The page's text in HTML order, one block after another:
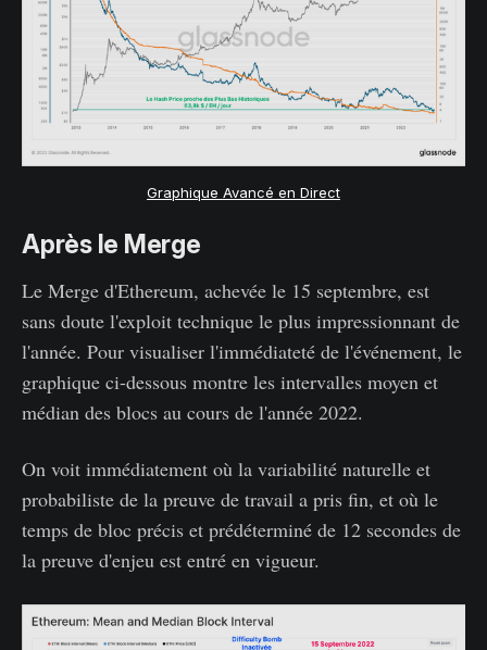
Graphique Avancé en Direct
Après le Merge
Le Merge d'Ethereum, achevée le 15 septembre, est
sans doute l'exploit technique le plus impressionnant de
l'année. Pour visualiser l'immédiateté de l'événement, le
graphique ci-dessous montre les intervalles moyen et
médian des blocs au cours de l'année 2022.
On voit immédiatement où la variabilité naturelle et
probabiliste de la preuve de travail a pris fin, et où le
temps de bloc précis et prédéterminé de 12 secondes de
la preuve d'enjeu est entré en vigueur.